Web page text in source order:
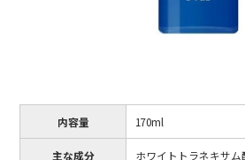
内容量 170ml
主な成分 ホワイトトラネキサ